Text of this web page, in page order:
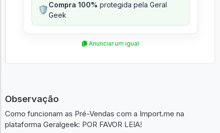
🛡️Compra 100% protegida pela Geral
Geek
Anunciar um igual
Observação
Como funcionam as Pré-Vendas com a Import.me na
plataforma Geralgeek: POR FAVOR LEIA!